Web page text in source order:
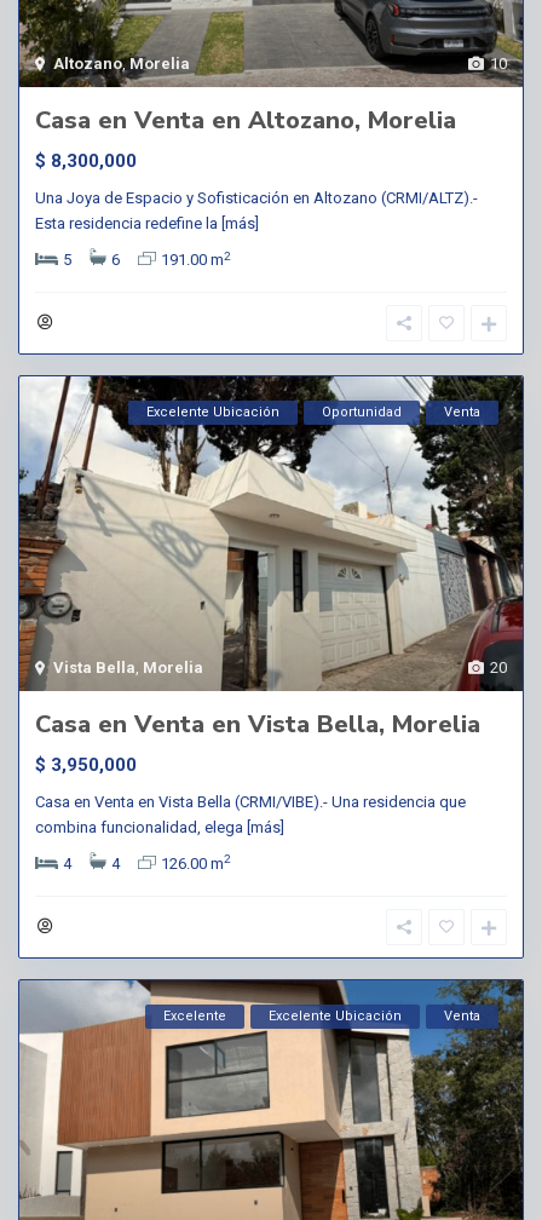
10
Altozano,Morelia
Casa en Venta en Altozano, Morelia
$ 8,300,000
Una Joya de Espacio y Sofisticación en Altozano (CRMI/ALTZ).-
Esta residencia redefine la [más]
5
6 191.00 m2
20
Vista Bella, Morelia
Excelente Ubicación Oportunidad Venta
Casa en Venta en Vista Bella, Morelia
$ 3,950,000
Casa en Venta en Vista Bella (CRMI/VIBE).- Una residencia que
combina funcionalidad, elega [más]
4
4 126.00 m2
Excelente Excelente Ubicación Venta